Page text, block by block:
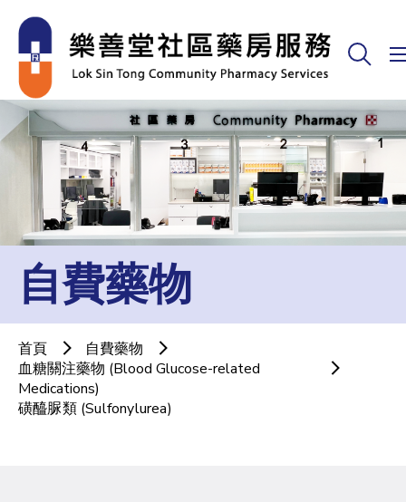
自費藥物
首頁
自費藥物
血糖關注藥物 (Blood Glucose-related
Medications)
磺醯脲類 (Sulfonylurea)